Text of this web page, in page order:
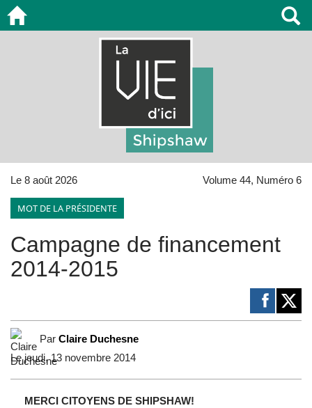
Le 8 août 2026 Volume 44, Numéro 6
MOT DE LA PRÉSIDENTE
Campagne de financement
2014-2015
Par Claire Duchesne
Le jeudi, 13 novembre 2014
MERCI CITOYENS DE SHIPSHAW!